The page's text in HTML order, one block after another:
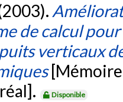
de calcul
verticaux
Disponible